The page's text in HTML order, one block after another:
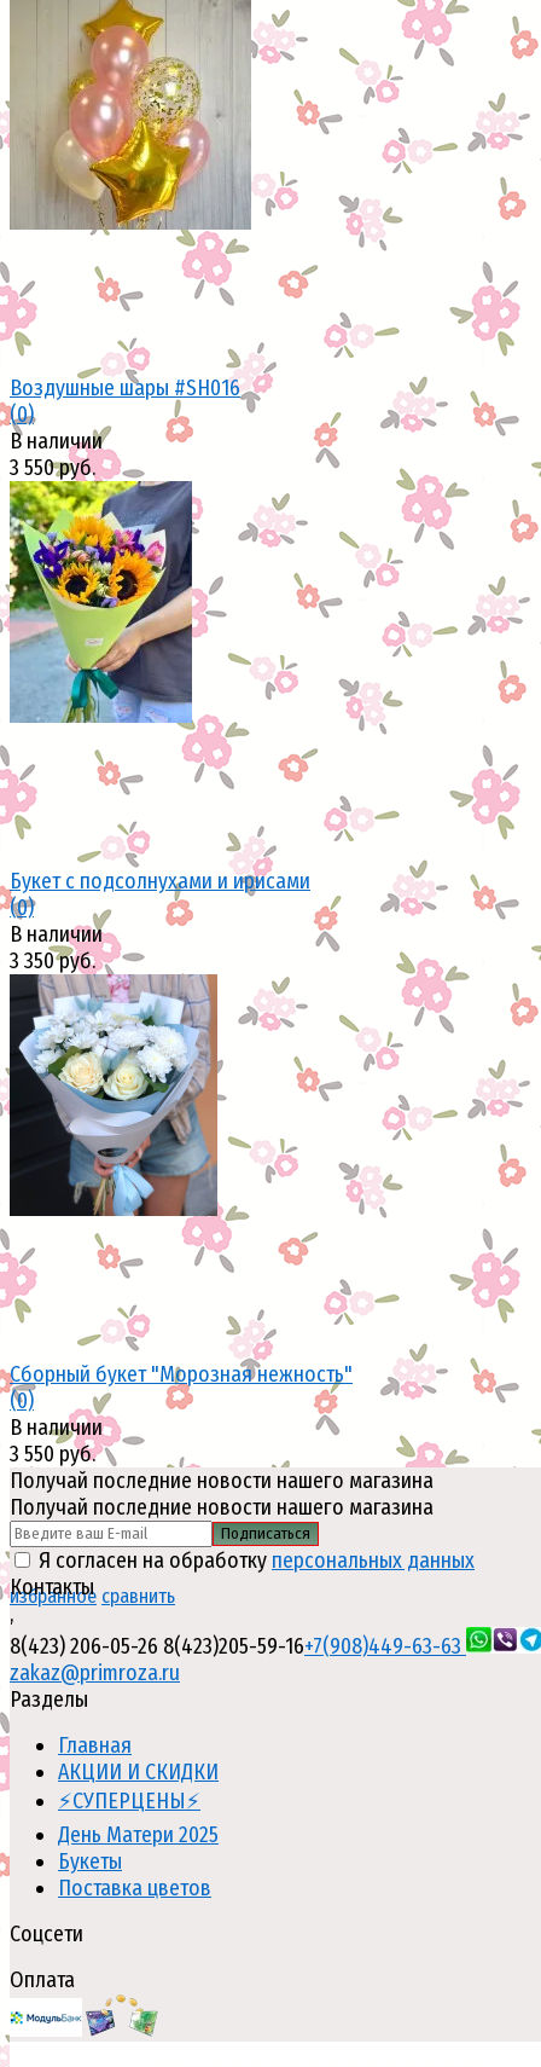
избранное сравнить
избранное сравнить
Воздушные шары #SH016
(0)
В наличии
3 550 руб.
избранное сравнить
Букет с подсолнухами и ирисами
(0)
В наличии
3 350 руб.
избранное сравнить
Сборный букет "Морозная нежность"
(0)
В наличии
3 550 руб.
Получай последние новости нашего магазина
Получай последние новости нашего магазина
Подписаться
Я согласен на обработку персональных данных
Контакты
,
8(423) 206-05-26 8(423)205-59-16+7(908)449-63-63
zakaz@primroza.ru
Разделы
Главная
АКЦИИ И СКИДКИ
⚡СУПЕРЦЕНЫ⚡
День Матери 2025
Букеты
Поставка цветов
Соцсети
Оплата